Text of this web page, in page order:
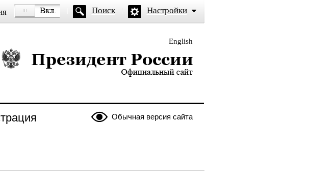
Поиск Настройки
English
Президент России — официальный сайт
Обычная версия сайта